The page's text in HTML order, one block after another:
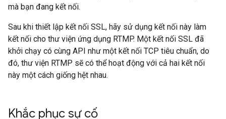
mà bạn đang kết nối.
Sau khi thiết lập kết nối SSL, hãy sử dụng kết nối này làm
kết nối cho thư viện ứng dụng RTMP. Một kết nối SSL đã
khởi chạy có cùng API như một kết nối TCP tiêu chuẩn, do
đó, thư viện RTMP sẽ có thể hoạt động với cả hai kết nối
này một cách giống hệt nhau.
Khắc phục sự cố